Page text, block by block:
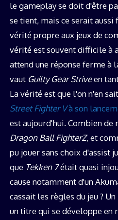
le gameplay se doit d'être
se tient, mais ce serait aussi
vérité propre aux jeux de
vérité est souvent difficile à
attend une réponse ferme à
vaut Guilty Gear Striveen
La vérité est que l'on n'en
Street Fighter Và son
est aujourd'hui. Combien de
Dragon Ball FighterZ, et
pu jouer sans choix d'assist
que Tekken 7était quasi
cause notamment d'un
cassait les règles du jeu ?
un titre qui se développe en